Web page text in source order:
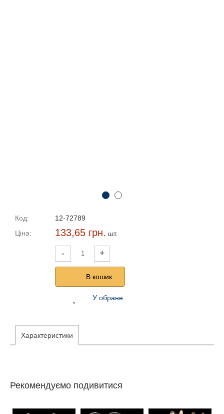
Код:
12-72789
Ціна:
133,65 грн. шт.
- +
В кошик
У обране
Характеристики
Рекомендуємо подивитися